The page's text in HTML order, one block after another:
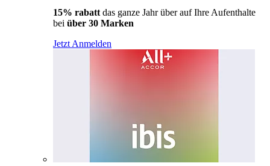
15% rabatt das ganze Jahr über auf Ihre Aufenthalte
bei über 30 Marken
Jetzt Anmelden